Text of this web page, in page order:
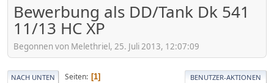
Bewerbung als DD/Tank Dk 541
11/13 HC XP
Begonnen von Melethriel, 25. Juli 2013, 12:07:09
NACH UNTEN Seiten 1 BENUTZER-AKTIONEN